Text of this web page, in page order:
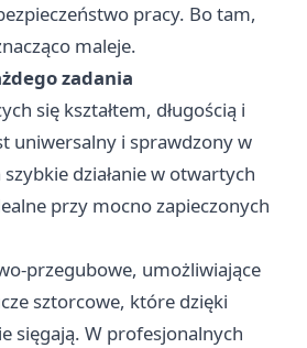
pracy. Bo tam,
maleje.
zadania
się kształtem, długością i
uniwersalny i sprawdzony w
działanie w otwartych
przy mocno zapieczonych
przegubowe, umożliwiające
sztorcowe, które dzięki
sięgają. W profesjonalnych